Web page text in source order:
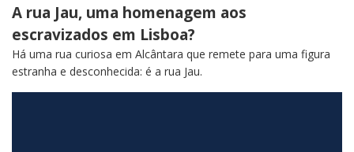
A rua Jau, uma homenagem aos
escravizados em Lisboa?
Há uma rua curiosa em Alcântara que remete para uma figura
estranha e desconhecida: é a rua Jau.